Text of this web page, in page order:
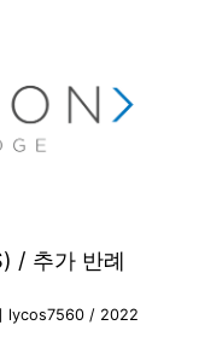
/ 추가 반례
lycos7560 / 2022